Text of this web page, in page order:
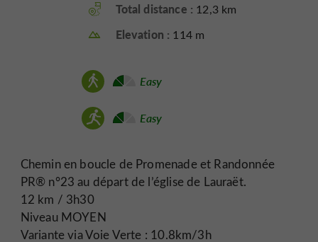
Total distance : 12,3 km
Elevation : 114 m
Easy
Easy
Chemin en boucle de Promenade et Randonnée
PR® n°23 au départ de l’église de Lauraët.
12 km / 3h30
Niveau MOYEN
Variante via Voie Verte : 10.8km/3h